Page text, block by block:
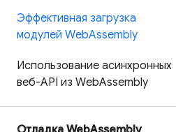
Эффективная загрузка
модулей WebAssembly
Использование асинхронных
веб-API из WebAssembly